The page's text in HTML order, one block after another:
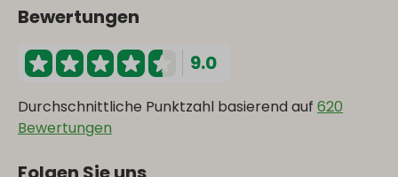
Bewertungen
9.0
Durchschnittliche Punktzahl basierend auf 620
Bewertungen